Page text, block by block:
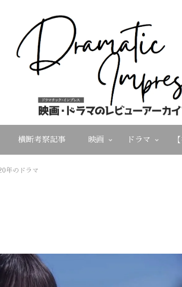
横断考察記事 映画 ドラマ
年のドラマ